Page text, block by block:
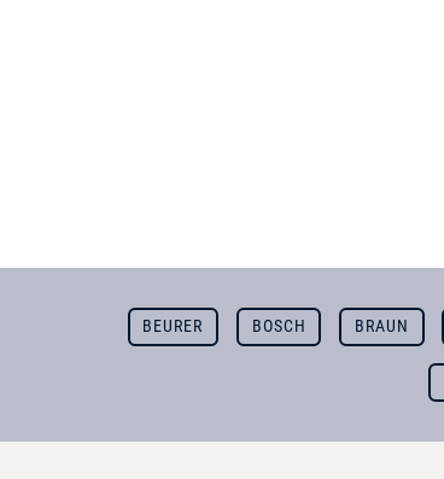
BEURER BOSCH BRAUN